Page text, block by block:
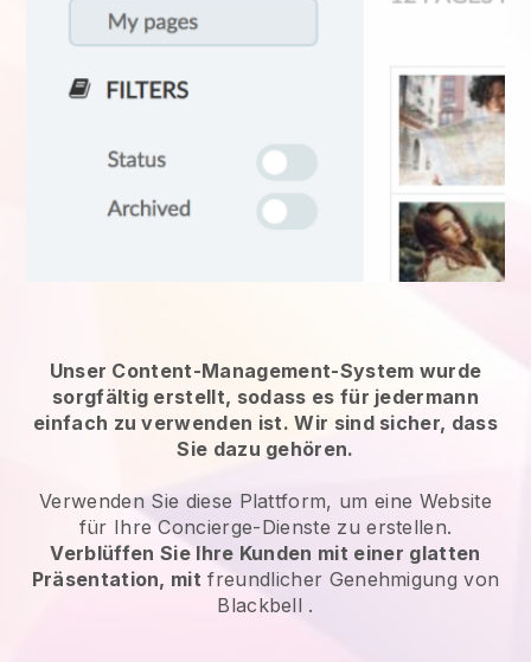
Unser Content-Management-System wurde
sorgfältig erstellt, sodass es für jedermann
einfach zu verwenden ist. Wir sind sicher, dass
Sie dazu gehören.
Verwenden Sie diese Plattform, um eine Website
für Ihre Concierge-Dienste zu erstellen.
Verblüffen Sie Ihre Kunden mit einer glatten
Präsentation, mit freundlicher Genehmigung von
Blackbell .